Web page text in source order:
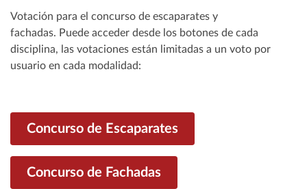
Votación para el concurso de escaparates y
fachadas. Puede acceder desde los botones de cada
disciplina, las votaciones están limitadas a un voto por
usuario en cada modalidad:
Concurso de Escaparates
Concurso de Fachadas